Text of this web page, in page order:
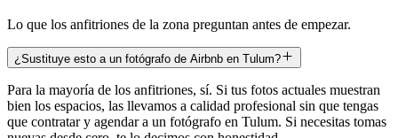
Lo que los anfitriones de la zona preguntan antes de empezar.
¿Sustituye esto a un fotógrafo de Airbnb en Tulum?
Para la mayoría de los anfitriones, sí. Si tus fotos actuales muestran
bien los espacios, las llevamos a calidad profesional sin que tengas
que contratar y agendar a un fotógrafo en Tulum. Si necesitas tomas